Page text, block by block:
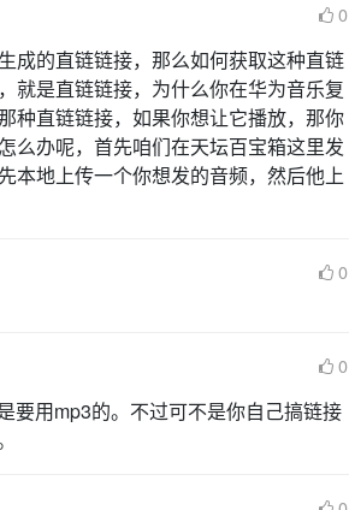
0
成的直链链接，那么如何获取这种直链
就是直链链接，为什么你在华为音乐复
种直链链接，如果你想让它播放，那你
么办呢，首先咱们在天坛百宝箱这里发
本地上传一个你想发的音频，然后他上
0
0
要用mp3的。不过可不是你自己搞链接